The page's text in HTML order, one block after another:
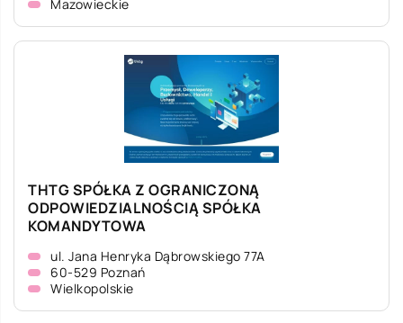
Mazowieckie
THTG SPÓŁKA Z OGRANICZONĄ
ODPOWIEDZIALNOŚCIĄ SPÓŁKA
KOMANDYTOWA
ul. Jana Henryka Dąbrowskiego 77A
60-529 Poznań
Wielkopolskie